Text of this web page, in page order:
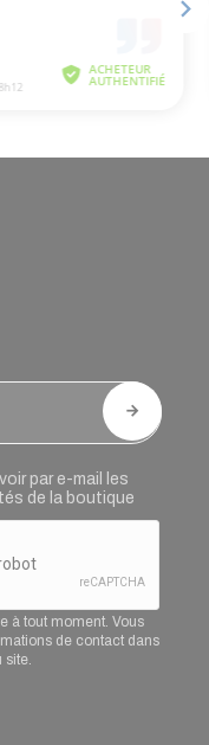
par e-mail les
de la boutique
à tout moment. Vous
de contact dans